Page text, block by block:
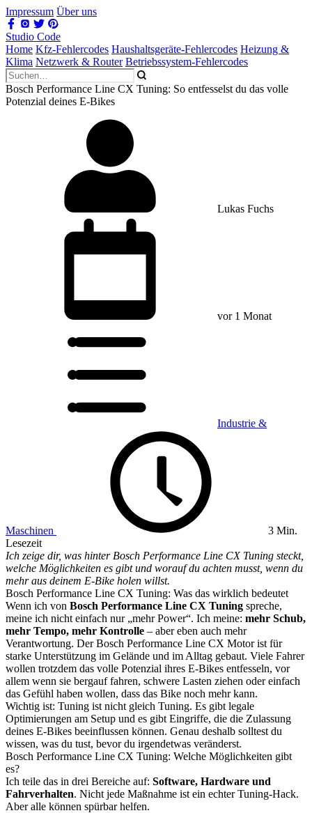
Impressum Über uns
Studio Code
Home Kfz-Fehlercodes Haushaltsgeräte-Fehlercodes Heizung &
Klima Netzwerk & Router Betriebssystem-Fehlercodes
Bosch Performance Line CX Tuning: So entfesselst du das volle
Potenzial deines E-Bikes
Lukas Fuchs
vor 1 Monat
Industrie &
Maschinen
3 Min.
Lesezeit
Ich zeige dir, was hinter Bosch Performance Line CX Tuning steckt,
welche Möglichkeiten es gibt und worauf du achten musst, wenn du
mehr aus deinem E-Bike holen willst.
Bosch Performance Line CX Tuning: Was das wirklich bedeutet
Wenn ich von Bosch Performance Line CX Tuning spreche,
meine ich nicht einfach nur „mehr Power“. Ich meine: mehr Schub,
mehr Tempo, mehr Kontrolle – aber eben auch mehr
Verantwortung. Der Bosch Performance Line CX Motor ist für
starke Unterstützung im Gelände und im Alltag gebaut. Viele Fahrer
wollen trotzdem das volle Potenzial ihres E-Bikes entfesseln, vor
allem wenn sie bergauf fahren, schwere Lasten ziehen oder einfach
das Gefühl haben wollen, dass das Bike noch mehr kann.
Wichtig ist: Tuning ist nicht gleich Tuning. Es gibt legale
Optimierungen am Setup und es gibt Eingriffe, die die Zulassung
deines E-Bikes beeinflussen können. Genau deshalb solltest du
wissen, was du tust, bevor du irgendetwas veränderst.
Bosch Performance Line CX Tuning: Welche Möglichkeiten gibt
es?
Ich teile das in drei Bereiche auf: Software, Hardware und
Fahrverhalten. Nicht jede Maßnahme ist ein echter Tuning-Hack.
Aber alle können spürbar helfen.